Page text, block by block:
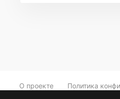
О проекте Политика